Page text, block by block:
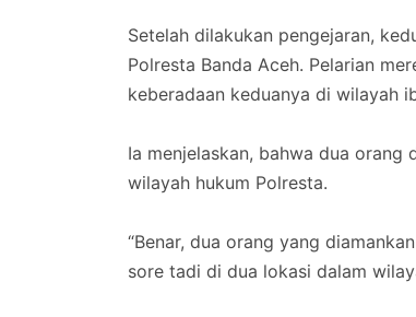
‎​Setelah dilakukan pengejaran,
Polresta Banda Aceh. Pelarian
keberadaan keduanya di wilayah
‎Ia menjelaskan, bahwa dua
wilayah hukum Polresta.
‎“Benar, dua orang yang
sore tadi di dua lokasi dalam